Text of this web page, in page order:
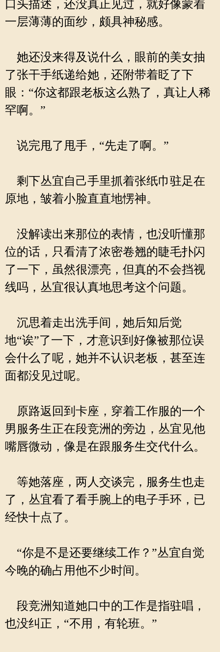
口头描述，还没真正见过，就好像蒙着
一层薄薄的面纱，颇具神秘感。
她还没来得及说什么，眼前的美女抽
了张干手纸递给她，还附带着眨了下
眼：“你这都跟老板这么熟了，真让人稀
罕啊。”
说完甩了甩手，“先走了啊。”
剩下丛宜自己手里抓着张纸巾驻足在
原地，皱着小脸直直地愣神。
没解读出来那位的表情，也没听懂那
位的话，只看清了浓密卷翘的睫毛扑闪
了一下，虽然很漂亮，但真的不会挡视
线吗，丛宜很认真地思考这个问题。
沉思着走出洗手间，她后知后觉
地“诶”了一下，才意识到好像被那位误
会什么了呢，她并不认识老板，甚至连
面都没见过呢。
原路返回到卡座，穿着工作服的一个
男服务生正在段竞洲的旁边，丛宜见他
嘴唇微动，像是在跟服务生交代什么。
等她落座，两人交谈完，服务生也走
了，丛宜看了看手腕上的电子手环，已
经快十点了。
“你是不是还要继续工作？”丛宜自觉
今晚的确占用他不少时间。
段竞洲知道她口中的工作是指驻唱，
也没纠正，“不用，有轮班。”